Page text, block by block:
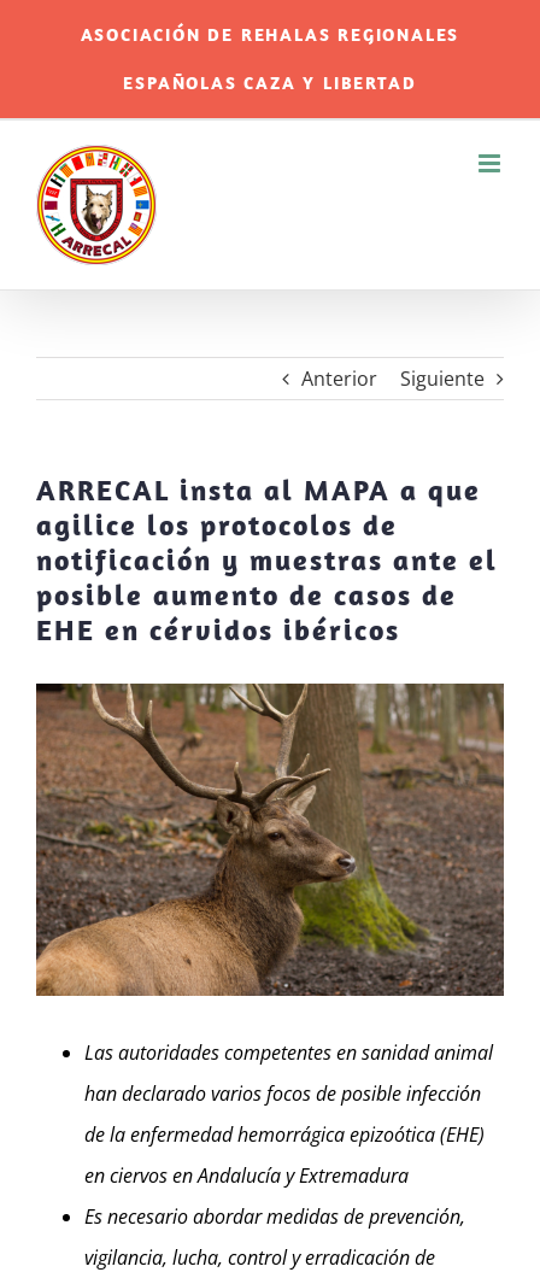
ASOCIACIÓN DE REHALAS REGIONALES
ESPAÑOLAS CAZA Y LIBERTAD
Anterior Siguiente
ARRECAL insta al MAPA a que
agilice los protocolos de
notificación y muestras ante el
posible aumento de casos de
EHE en cérvidos ibéricos
Ver
imagen
más
grande
Las autoridades competentes en sanidad animal
han declarado varios focos de posible infección
de la enfermedad hemorrágica epizoótica (EHE)
en ciervos en Andalucía y Extremadura
Es necesario abordar medidas de prevención,
vigilancia, lucha, control y erradicación de